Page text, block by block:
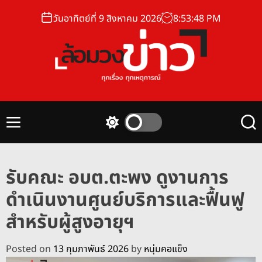
วันอาทิตย์ที่ 9 สิงหาคม 2026 8:53:48 PM
อ
า
ว
M
c
h
c
o
l
o
r
m
S
รับคณะ อบต.ตะพง ดูงานการ
ดำเนินงานศูนย์บริการและฟื้นฟู
สำหรับผู้สูงอายุฯ
Posted on 13 กุมภาพันธ์ 2026 by หนุ่มคอแข็ง